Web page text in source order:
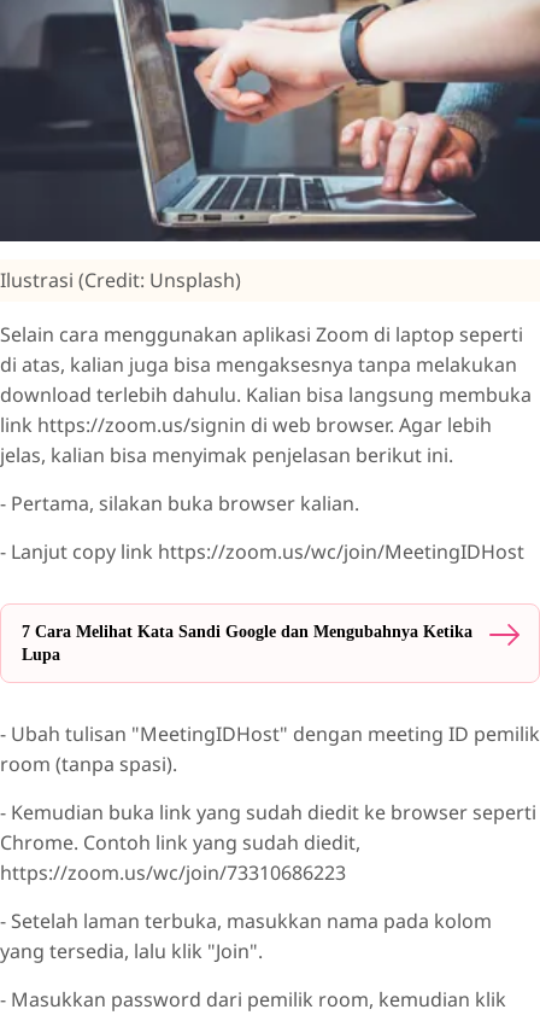
Ilustrasi (Credit: Unsplash)
Selain cara menggunakan aplikasi Zoom di laptop seperti
di atas, kalian juga bisa mengaksesnya tanpa melakukan
download terlebih dahulu. Kalian bisa langsung membuka
link https://zoom.us/signin di web browser. Agar lebih
jelas, kalian bisa menyimak penjelasan berikut ini.
- Pertama, silakan buka browser kalian.
- Lanjut copy link https://zoom.us/wc/join/MeetingIDHost
7 Cara Melihat Kata Sandi Google dan Mengubahnya Ketika
Lupa
- Ubah tulisan "MeetingIDHost" dengan meeting ID pemilik
room (tanpa spasi).
- Kemudian buka link yang sudah diedit ke browser seperti
Chrome. Contoh link yang sudah diedit,
https://zoom.us/wc/join/73310686223
- Setelah laman terbuka, masukkan nama pada kolom
yang tersedia, lalu klik "Join".
- Masukkan password dari pemilik room, kemudian klik